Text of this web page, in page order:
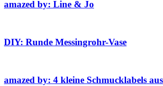
amazed by: Line & Jo
DIY: Runde Messingrohr-Vase
amazed by: 4 kleine Schmucklabels